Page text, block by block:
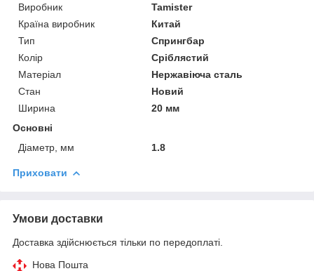
Виробник
Tamister
Країна виробник
Китай
Тип
Спрингбар
Колір
Сріблястий
Матеріал
Нержавіюча сталь
Стан
Новий
Ширина
20 мм
Основні
Діаметр, мм
1.8
Приховати
Умови доставки
Доставка здійснюється тільки по передоплаті.
Нова Пошта